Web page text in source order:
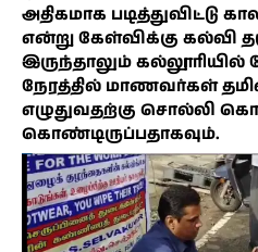
அதிகமாக படித்துவிட்டு
என்று கேள்விக்கு கல்வி
இருந்தாலும் கல்லூரியில்
நேரத்தில் மாணவர்கள்
எழுதுவதற்கு சொல்லி
கொண்டிருப்பதாகவும்.